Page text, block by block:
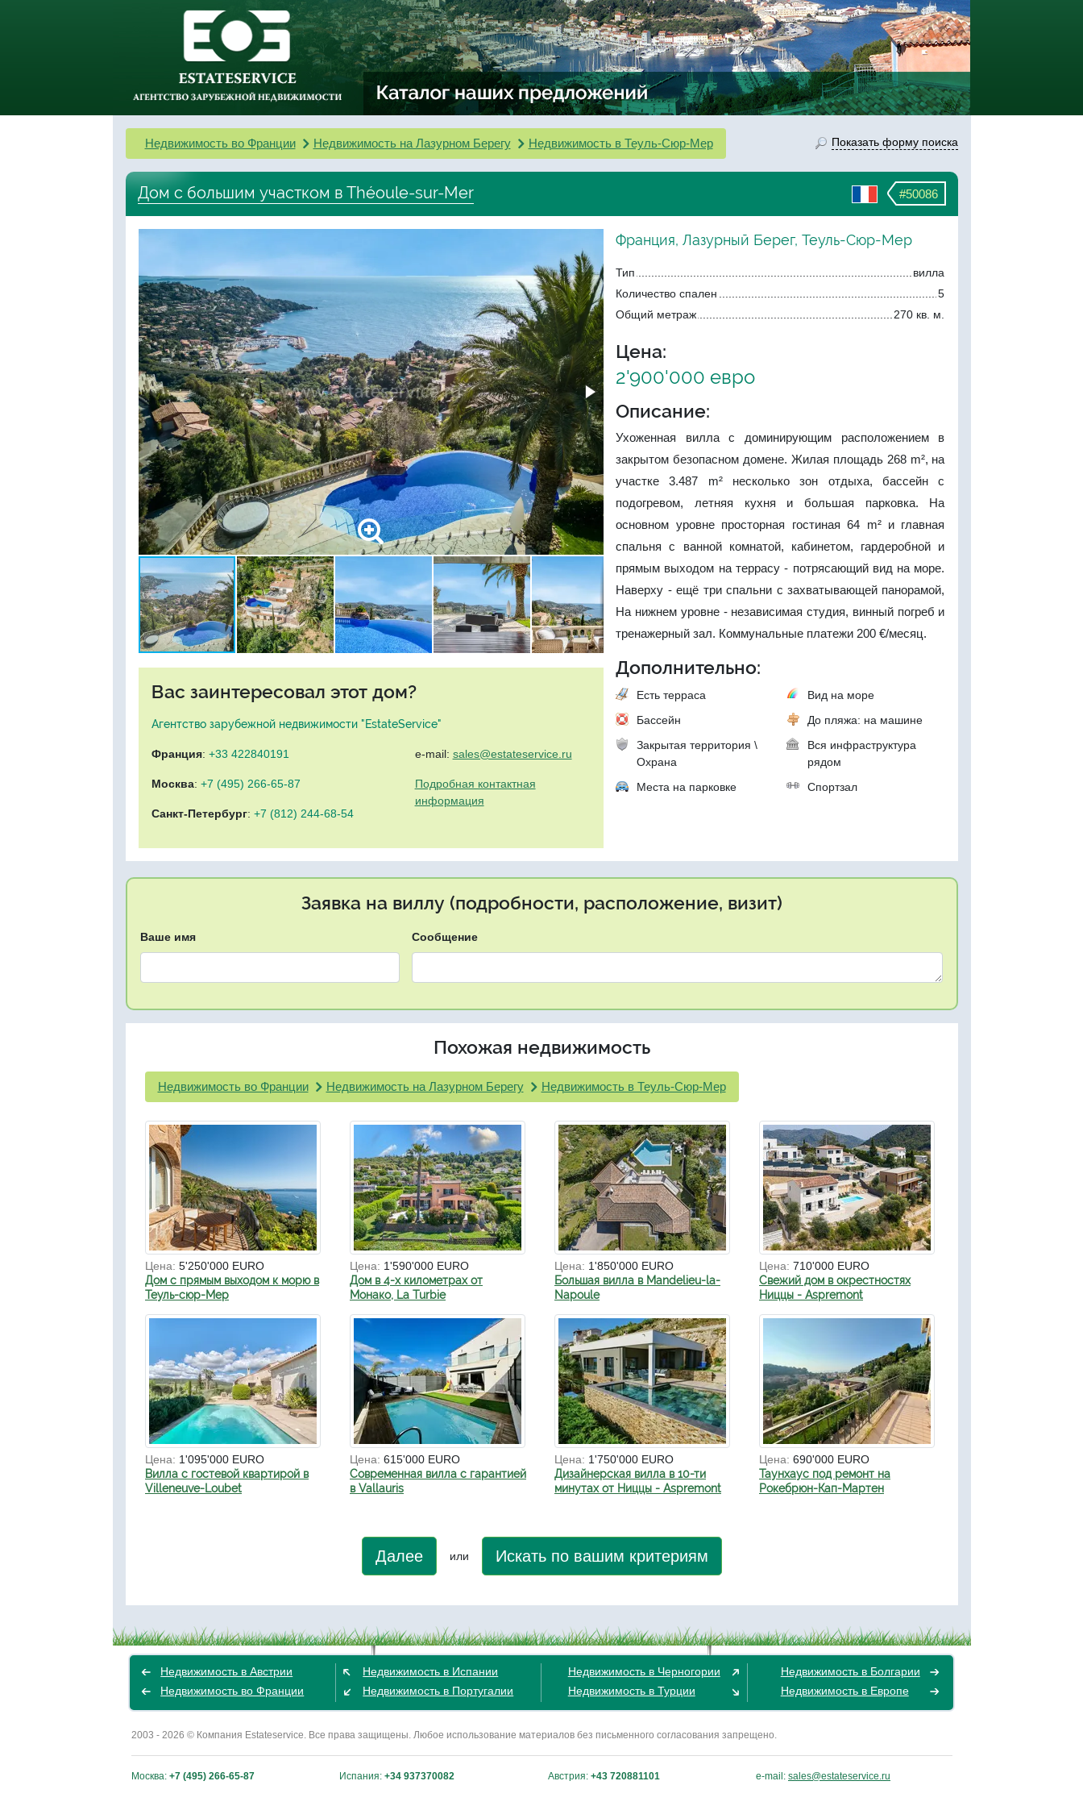
Недвижимость во Франции Недвижимость на Лазурном Берегу Недвижимость в Теуль-Сюр-Мер Показать форму поиска
#50086
Дом с большим участком в Théoule-sur-Mer
Вас заинтересовал этот дом?
Агентство зарубежной недвижимости "EstateService"
Франция: +33 422840191
Москва: +7 (495) 266-65-87
Санкт-Петербург: +7 (812) 244-68-54
e-mail: sales@estateservice.ru
Подробная контактная
информация
Франция, Лазурный Берег, Теуль-Сюр-Мер
Тип
вилла
Количество спален
5
Общий метраж
270 кв. м.
Цена:
2'900'000 евро
Описание:
Ухоженная вилла с доминирующим расположением в
закрытом безопасном домене. Жилая площадь 268 m², на
участке 3.487 m² несколько зон отдыха, бассейн с
подогревом, летняя кухня и большая парковка. На
основном уровне просторная гостиная 64 m² и главная
спальня с ванной комнатой, кабинетом, гардеробной и
прямым выходом на террасу - потрясающий вид на море.
Наверху - ещё три спальни с захватывающей панорамой,
На нижнем уровне - независимая студия, винный погреб и
тренажерный зал. Коммунальные платежи 200 €/месяц.
Дополнительно:
Есть терраса
Вид на море
Бассейн
До пляжа: на машине
Закрытая территория \
Охрана
Вся инфраструктура
рядом
Места на парковке
Спортзал
Заявка на виллу (подробности, расположение, визит)
Ваше имя Сообщение
Похожая недвижимость
Недвижимость во Франции Недвижимость на Лазурном Берегу Недвижимость в Теуль-Сюр-Мер
Цена: 5'250'000 EURO
Дом с прямым выходом к морю в
Теуль-сюр-Мер
Цена: 1'590'000 EURO
Дом в 4-х километрах от
Монако, La Turbie
Цена: 1'850'000 EURO
Большая вилла в Mandelieu-la-
Napoule
Цена: 710'000 EURO
Свежий дом в окрестностях
Ниццы - Aspremont
Цена: 1'095'000 EURO
Вилла с гостевой квартирой в
Villeneuve-Loubet
Цена: 615'000 EURO
Современная вилла с гарантией
в Vallauris
Цена: 1'750'000 EURO
Дизайнерская вилла в 10-ти
минутах от Ниццы - Aspremont
Цена: 690'000 EURO
Таунхаус под ремонт на
Рокебрюн-Кап-Мартен
Далее или Искать по вашим критериям
Недвижимость в Австрии
Недвижимость во Франции
Недвижимость в Испании
Недвижимость в Португалии
Недвижимость в Черногории
Недвижимость в Турции
Недвижимость в Болгарии
Недвижимость в Европе
2003 - 2026 © Компания Estateservice. Все права защищены. Любое использование материалов без письменного согласования запрещено.
Москва: +7 (495) 266-65-87 Испания: +34 937370082 Австрия: +43 720881101 e-mail: sales@estateservice.ru